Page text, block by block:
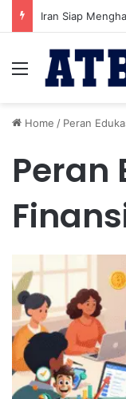
Menu
Home / Peran
Peran